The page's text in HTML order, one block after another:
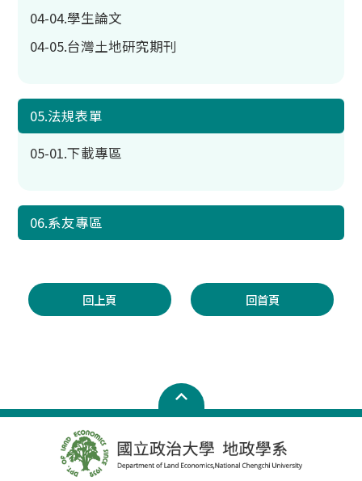
04-04.學生論文
04-05.台灣土地研究期刊
05.法規表單
05-01.下載專區
06.系友專區
回上頁 回首頁